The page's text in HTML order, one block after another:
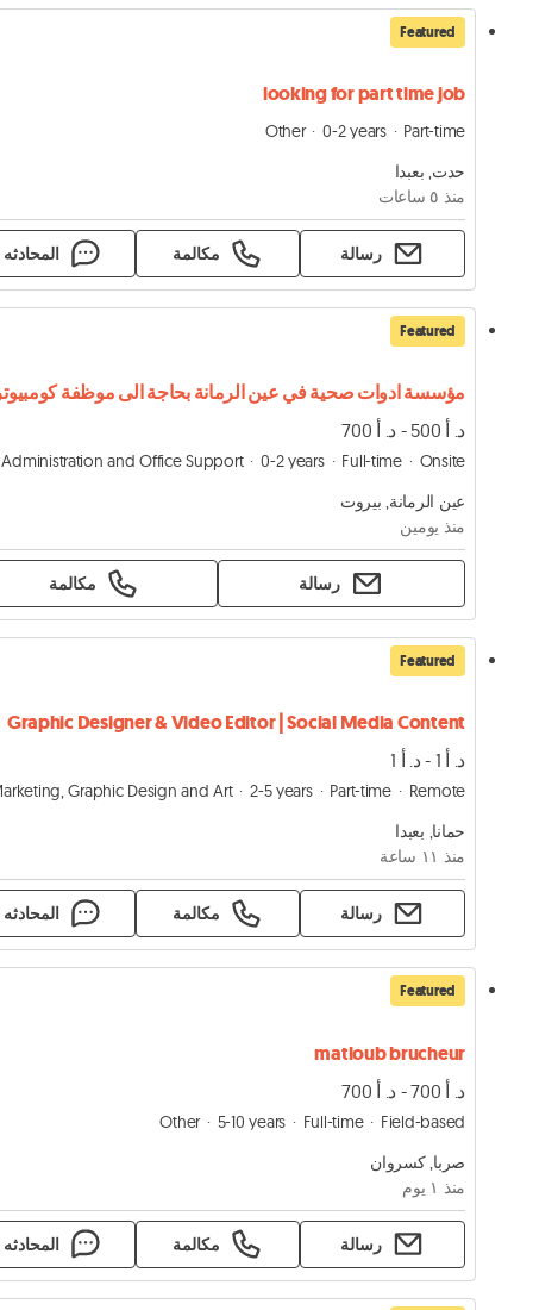
Featured
looking for part time job
Other 0-2 years
Part-time
حدت, بعبدا
منذ ٥ ساعات
رسالة مكالمة المحادثه
Featured
د. أ 500 - د. أ 700
Administration and Office Support 0-2 years Full-time
Onsite
عين الرمانة, بيروت
منذ يومين
رسالة مكالمة
Featured
Graphic Designer & Video Editor | Social Media Content
د. أ 1 - د. أ 1
Graphic Design and Art 2-5 years Part-time
Remote
حمانا, بعبدا
منذ ١١ ساعة
رسالة مكالمة المحادثه
Featured
matloub brucheur
د. أ 700 - د. أ 700
Other 5-10 years Full-time
Field-based
صربا, كسروان
منذ ١ يوم
رسالة مكالمة المحادثه